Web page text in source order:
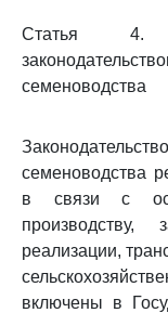
Статья 4.
семеноводства
семеноводства
в связи с
производству,
реализации,
включены в